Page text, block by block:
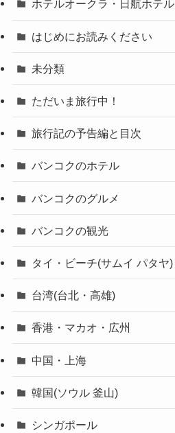
ホテルオークラ・日航ホテル
はじめにお読みください
未分類
ただいま旅行中！
旅行記の予告編と目次
バンコクのホテル
バンコクのグルメ
バンコクの観光
タイ・ビーチ(サムイ パタヤ)
台湾(台北・高雄)
香港・マカオ・広州
中国・上海
韓国(ソウル 釜山)
シンガポール